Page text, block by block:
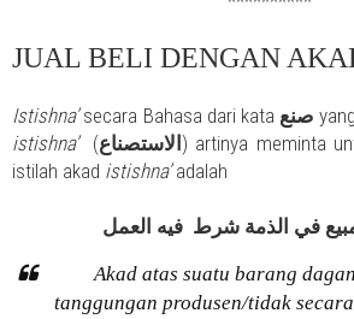
JUAL BELI DENGAN
Istishna’secara Bahasa dari kata صنع
istishna’ (الاستصناع) artinya meminta
istilah akad istishna’adalah
في الذمة شرط فيه العمل
Akad atas suatu barang
tanggungan produsen/tidak